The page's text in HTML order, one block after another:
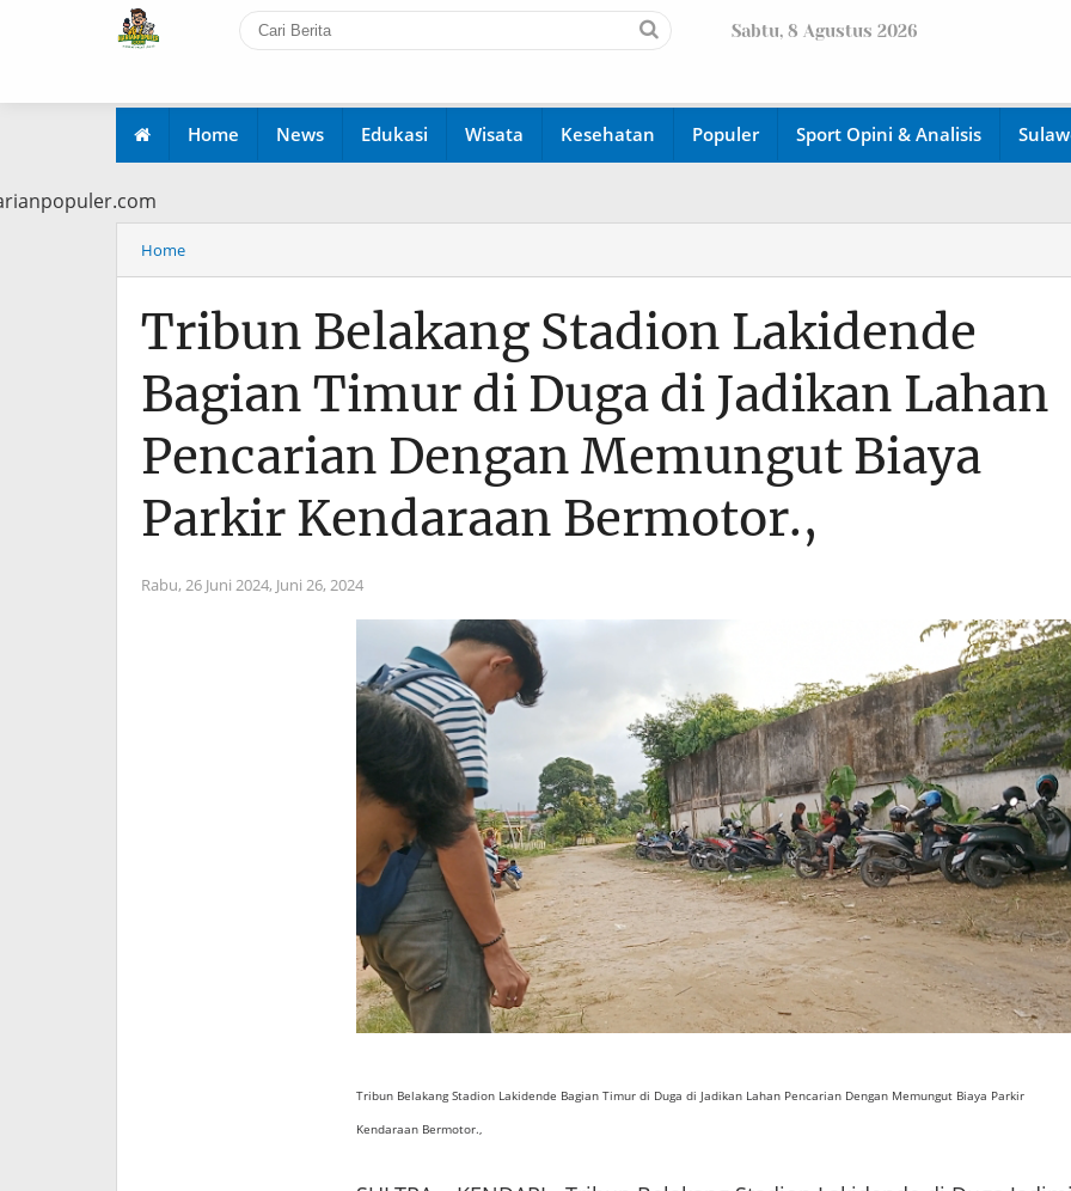
Sabtu, 8 Agustus 2026
Home News Edukasi Wisata Kesehatan Populer Sport Opini & Analisis
Home
Tribun Belakang Stadion Lakidende
Bagian Timur di Duga di Jadikan Lahan
Pencarian Dengan Memungut Biaya
Parkir Kendaraan Bermotor.,
Rabu, 26 Juni 2024, Juni 26, 2024
Tribun Belakang Stadion Lakidende Bagian Timur di Duga di Jadikan Lahan Pencarian Dengan Memungut Biaya Parkir
Kendaraan Bermotor.,